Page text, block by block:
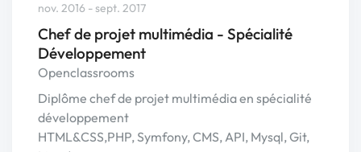
nov. 2016 - sept. 2017
Chef de projet multimédia - Spécialité
Développement
Openclassrooms
Diplôme chef de projet multimédia en spécialité
développement
HTML&CSS,PHP, Symfony, CMS, API, Mysql, Git,